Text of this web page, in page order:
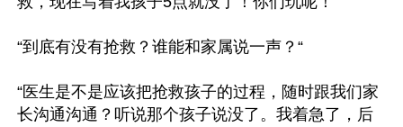
“到底有没有抢救？谁能和家属说一声？“
“医生是不是应该把抢救孩子的过程，随时跟我们家
长沟通沟通？听说那个孩子说没了。我着急了，后